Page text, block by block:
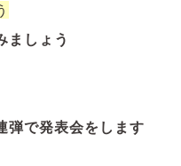
ましょう
弾で発表会をします